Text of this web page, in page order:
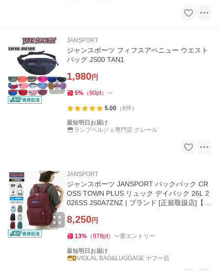
JANSPORT
ジャンスポーツ フィフスアベニュー ウエスト
バッグ JS00 TAN1
1,980円
5% （90pt）
5.00（8件）
最短明日お届け
ランプベルジェ専門店 クレール
JANSPORT
ジャンスポーツ JANSPORT バックパック CR
OSS TOWN PLUS リュック デイパック 26L 2
026SS JS0A7ZNZ | ブランド [正規取扱店]【ポ
8,250円
13% （978pt） 要エントリー
最短明日お届け
VIOLAL BAG&LUGGAGE ヤフー店